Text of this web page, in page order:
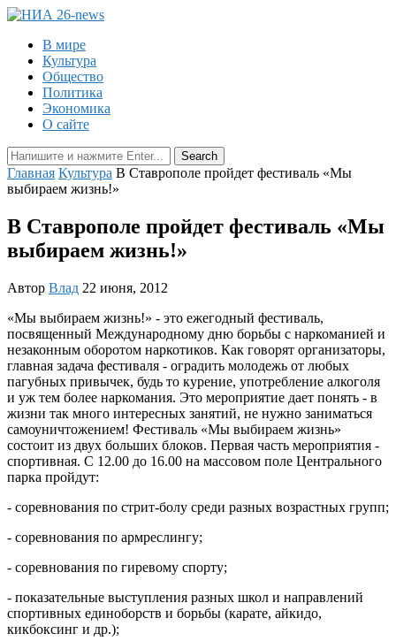
В мире
Культура
Общество
Политика
Экономика
О сайте
Главная Культура В Ставрополе пройдет фестиваль «Мы
выбираем жизнь!»
В Ставрополе пройдет фестиваль «Мы
выбираем жизнь!»
Автор Влад 22 июня, 2012
«Мы выбираем жизнь!» - это ежегодный фестиваль,
посвященный Международному дню борьбы с наркоманией и
незаконным оборотом наркотиков. Как говорят организаторы,
главная задача фестиваля - оградить молодежь от любых
пагубных привычек, будь то курение, употребление алкоголя
и уж тем более наркомания. Это мероприятие дает понять - в
жизни так много интересных занятий, не нужно заниматься
самоуничтожением! Фестиваль «Мы выбираем жизнь»
состоит из двух больших блоков. Первая часть мероприятия -
спортивная. С 12.00 до 16.00 на массовом поле Центрального
парка пройдут:
- соревнования по стрит-болу среди разных возрастных групп;
- соревнования по армреслингу;
- соревнования по гиревому спорту;
- показательные выступления разных школ и направлений
спортивных единоборств и борьбы (карате, айкидо,
кикбоксинг и др.);